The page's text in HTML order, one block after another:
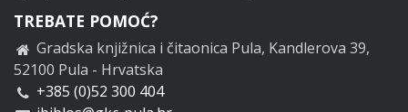
TREBATE POMOĆ?
Gradska knjižnica i čitaonica Pula, Kandlerova 39,
52100 Pula - Hrvatska
+385 (0)52 300 404